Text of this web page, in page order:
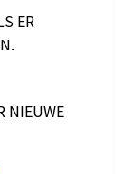
ER
NIEUWE